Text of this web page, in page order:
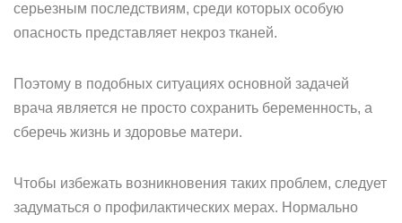
серьезным последствиям, среди которых особую
опасность представляет некроз тканей.
Поэтому в подобных ситуациях основной задачей
врача является не просто сохранить беременность, а
сберечь жизнь и здоровье матери.
Чтобы избежать возникновения таких проблем, следует
задуматься о профилактических мерах. Нормально